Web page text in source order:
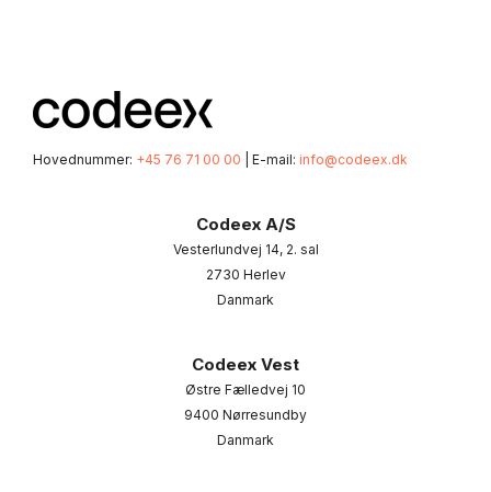
Hovednummer: +45 76 71 00 00 | E-mail: info@codeex.dk
Codeex A/S
Vesterlundvej 14, 2. sal
2730 Herlev
Danmark
Codeex Vest
Østre Fælledvej 10
9400 Nørresundby
Danmark